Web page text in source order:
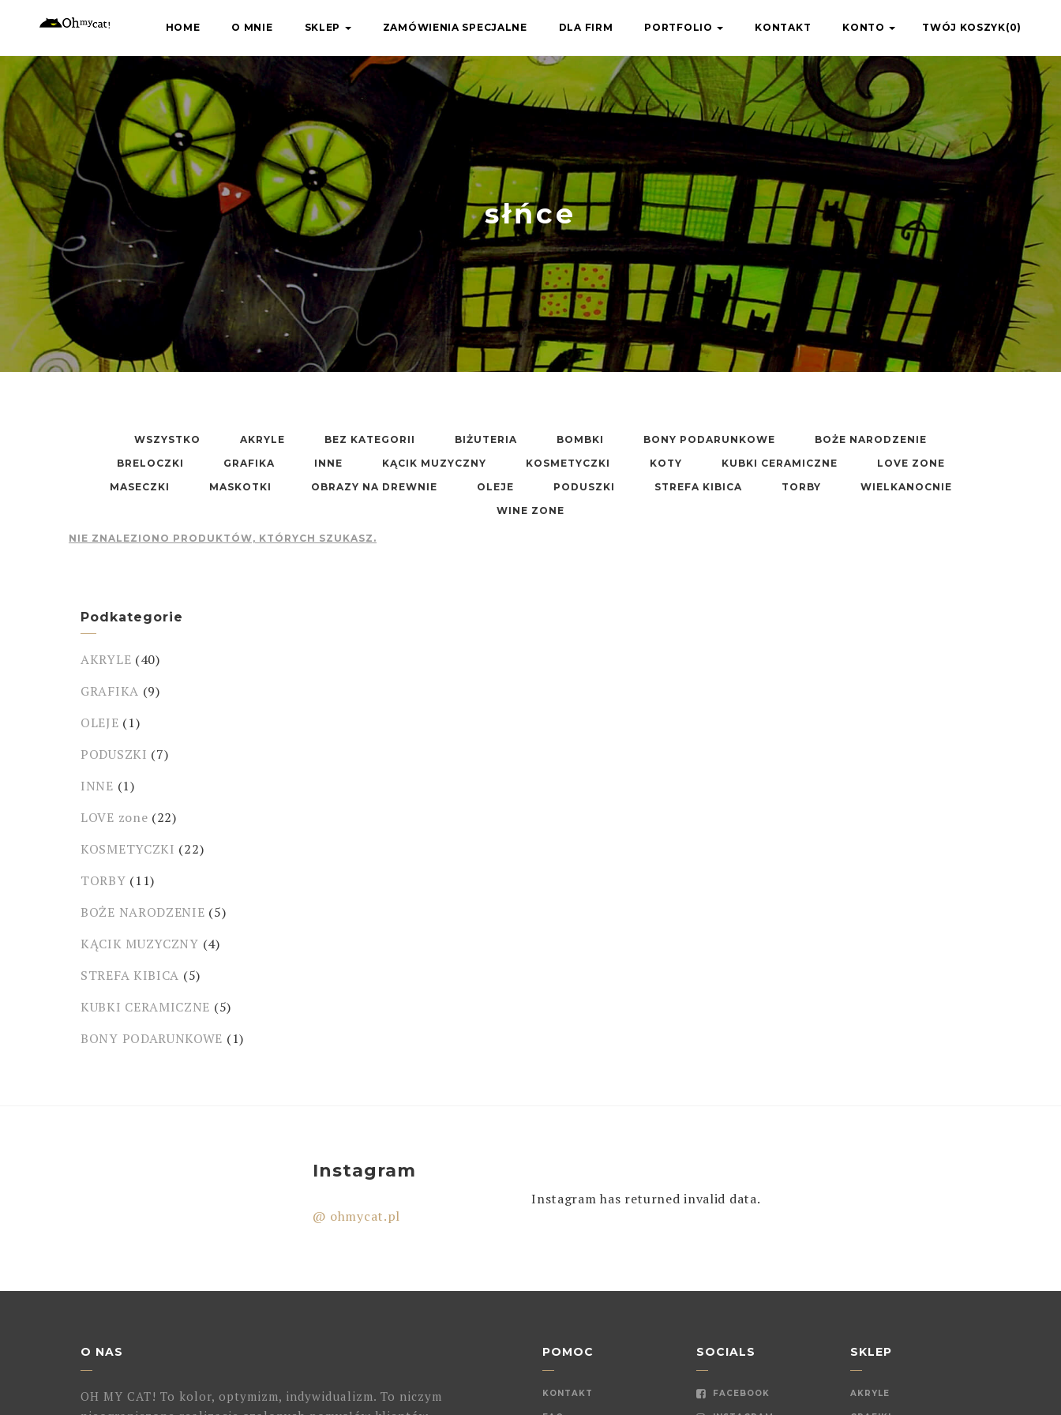
content
HOME O MNIE SKLEP ZAMÓWIENIA SPECJALNE DLA FIRM PORTFOLIO KONTAKT KONTO TWÓJ KOSZYK(0)
słńce
WSZYSTKO AKRYLE BEZ KATEGORII BIŻUTERIA BOMBKI BONY PODARUNKOWE
BOŻE NARODZENIE
BRELOCZKI
GRAFIKA INNE KĄCIK MUZYCZNY KOSMETYCZKI KOTY KUBKI CERAMICZNE
LOVE ZONE
MASECZKI
MASKOTKI OBRAZY NA DREWNIE OLEJE PODUSZKI STREFA KIBICA TORBY
WIELKANOCNIE
WINE ZONE
NIE ZNALEZIONO PRODUKTÓW, KTÓRYCH SZUKASZ.
Podkategorie
AKRYLE (40)
GRAFIKA (9)
OLEJE (1)
PODUSZKI (7)
INNE (1)
LOVE zone (22)
KOSMETYCZKI (22)
TORBY (11)
BOŻE NARODZENIE (5)
KĄCIK MUZYCZNY (4)
STREFA KIBICA (5)
KUBKI CERAMICZNE (5)
BONY PODARUNKOWE (1)
Instagram
@ ohmycat.pl
Instagram has returned invalid data.
O NAS
OH MY CAT! To kolor, optymizm, indywidualizm. To niczym
POMOC
KONTAKT
SOCIALS
FACEBOOK
SKLEP
AKRYLE